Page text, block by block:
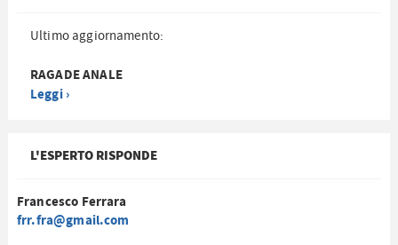
Ultimo aggiornamento:
RAGADE ANALE
Leggi ›
L'ESPERTO RISPONDE
Francesco Ferrara
frr.fra@gmail.com